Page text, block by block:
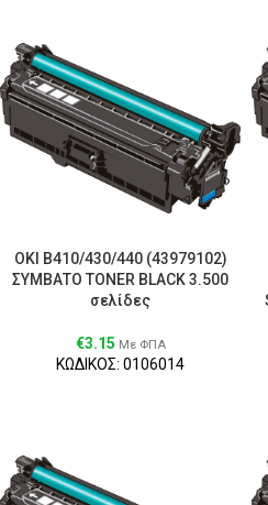
OKI B410/430/440 (43979102)
ΣΥΜΒΑΤΟ TONER BLACK 3.500
σελίδες
€3.15 Με ΦΠΑ
ΚΩΔΙΚΟΣ: 0106014